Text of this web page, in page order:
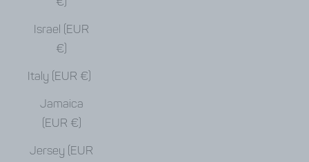
Israel (EUR
€)
Italy (EUR €)
Jamaica
(EUR €)
Jersey (EUR